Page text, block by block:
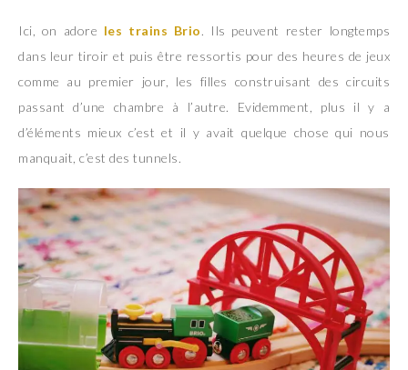
Ici, on adore les trains Brio. Ils peuvent rester longtemps
dans leur tiroir et puis être ressortis pour des heures de jeux
comme au premier jour, les filles construisant des circuits
passant d’une chambre à l’autre. Evidemment, plus il y a
d’éléments mieux c’est et il y avait quelque chose qui nous
manquait, c’est des tunnels.